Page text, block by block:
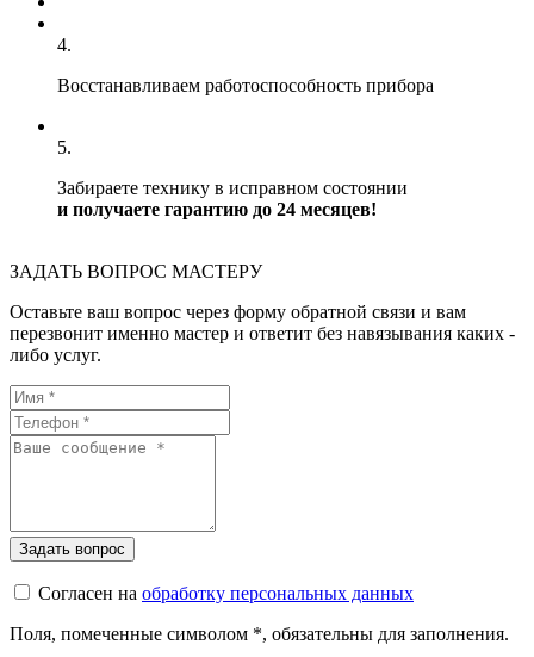
4.
Восстанавливаем работоспособность прибора
5.
Забираете технику в исправном состоянии
и получаете гарантию до 24 месяцев!
ЗАДАТЬ ВОПРОС МАСТЕРУ
Оставьте ваш вопрос через форму обратной связи и вам
перезвонит именно мастер и ответит без навязывания каких -
либо услуг.
Согласен на обработку персональных данных
Поля, помеченные символом *, обязательны для заполнения.